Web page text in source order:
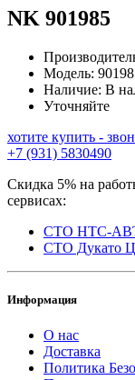
NK 901985
Модель:
Наличие: В
Уточняйте
хотите купить -
+7 (931) 5830490
Скидка 5% на
сервисах:
СТО НТС-
СТО Дукато
Информация
О нас
Доставка
Политика